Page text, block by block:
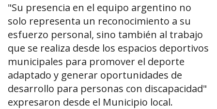
"Su presencia en el equipo argentino no
solo representa un reconocimiento a su
esfuerzo personal, sino también al trabajo
que se realiza desde los espacios deportivos
municipales para promover el deporte
adaptado y generar oportunidades de
desarrollo para personas con discapacidad"
expresaron desde el Municipio local.